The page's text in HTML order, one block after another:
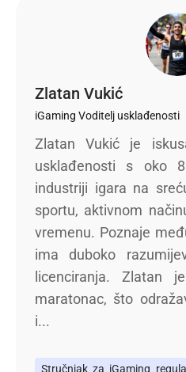
Zlatan Vukić
iGaming Voditelj usklađenosti
Zlatan Vukić je
usklađenosti s oko
industriji igara na
sportu, aktivnom
vremenu. Poznaje
ima duboko
licenciranja. Zlatan
maratonac, što
i...
Stručnjak za iGaming